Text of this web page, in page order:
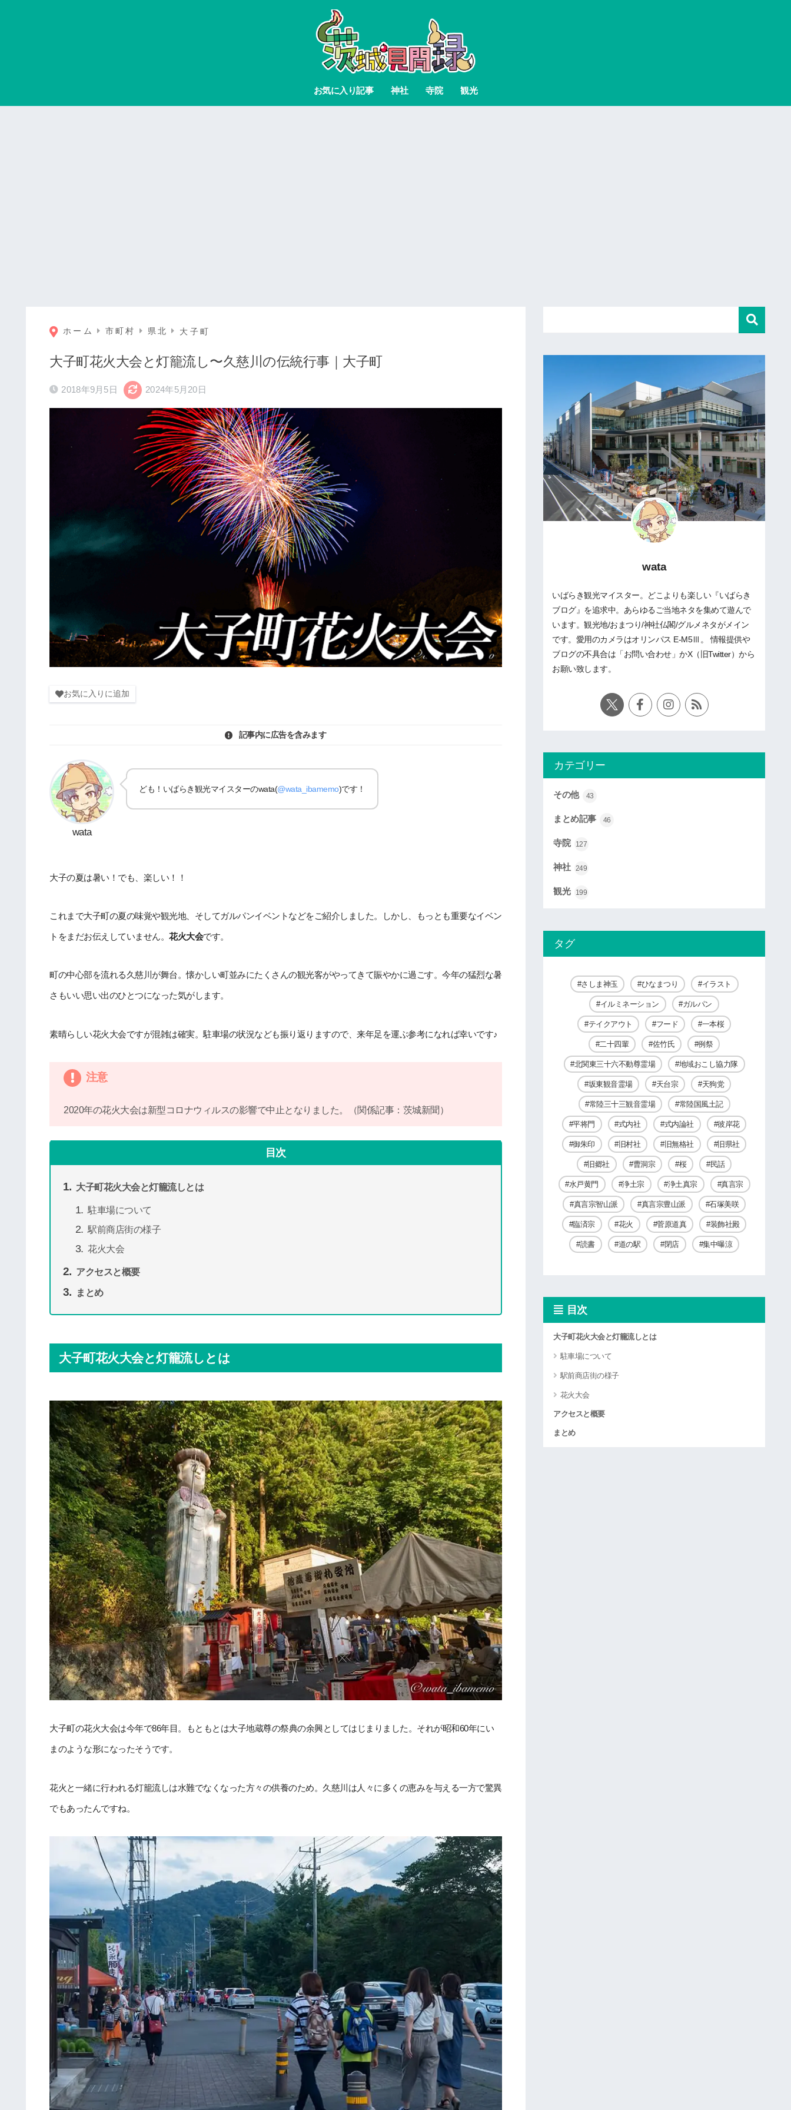
お気に入り記事 神社 寺院 観光
ホーム 市町村 県北 大子町
大子町花火大会と灯籠流し〜久慈川の伝統行事｜大子町
2018年9月5日 2024年5月20日
お気に入りに追加
記事内に広告を含みます
wata
ども！いばらき観光マイスターのwata(@wata_ibamemo)です！
大子の夏は暑い！でも、楽しい！！
これまで大子町の夏の味覚や観光地、そしてガルパンイベントなどをご紹介しました。しかし、もっとも重要なイベン
トをまだお伝えしていません。 花火大会です。
町の中心部を流れる久慈川が舞台。懐かしい町並みにたくさんの観光客がやってきて賑やかに過ごす。今年の猛烈な暑
さもいい思い出のひとつになった気がします。
素晴らしい花火大会ですが混雑は確実。駐車場の状況なども振り返りますので、来年足を運ぶ参考になれば幸いです♪
注意
2020年の花火大会は新型コロナウィルスの影響で中止となりました。（関係記事：茨城新聞）
目次
大子町花火大会と灯籠流しとは
駐車場について
駅前商店街の様子
花火大会
アクセスと概要
まとめ
大子町花火大会と灯籠流しとは
大子町の花火大会は今年で86年目。もともとは大子地蔵尊の祭典の余興としてはじまりました。それが昭和60年にい
まのような形になったそうです。
花火と一緒に行われる灯籠流しは水難でなくなった方々の供養のため。久慈川は人々に多くの恵みを与える一方で驚異
でもあったんですね。
wata
いばらき観光マイスター。どこよりも楽しい『いばらき
ブログ』を追求中。あらゆるご当地ネタを集めて遊んで
います。観光地/おまつり/神社仏閣/グルメネタがメイン
です。愛用のカメラはオリンパス E-M5Ⅲ。 情報提供や
ブログの不具合は「お問い合わせ」かX（旧Twitter）から
お願い致します。
カテゴリー
その他 43
まとめ記事 46
寺院 127
神社 249
観光 199
タグ
さしま神玉 ひなまつり イラスト
イルミネーション ガルパン
テイクアウト フード 一本桜
二十四輩 佐竹氏 例祭
北関東三十六不動尊霊場 地域おこし協力隊
坂東観音霊場 天台宗 天狗党
常陸三十三観音霊場 常陸国風土記
平将門 式内社 式内論社 彼岸花
御朱印 旧村社 旧無格社 旧県社
旧郷社 曹洞宗 桜 民話
水戸黄門 浄土宗 浄土真宗 真言宗
真言宗智山派 真言宗豊山派 石塚美咲
臨済宗 花火 菅原道真 装飾社殿
読書 道の駅 閉店 集中曝涼
目次
大子町花火大会と灯籠流しとは
駐車場について
駅前商店街の様子
花火大会
アクセスと概要
まとめ